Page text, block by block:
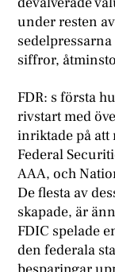
under resten
siffror,
FDR: s första
rivstart med
inriktade på att
Federal
AAA, och
De flesta av
skapade, är
FDIC spelade
den federala